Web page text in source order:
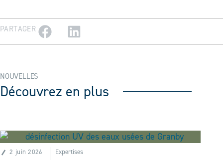
PARTAGER
NOUVELLES
Découvrez en plus
2 juin 2026 Expertises